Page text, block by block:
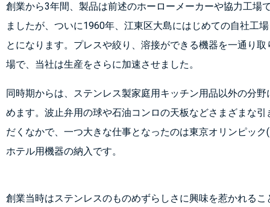
創業から3年間、製品は前述のホーローメーカーや協力工場
ましたが、ついに1960年、江東区大島にはじめての自社工
とになります。プレスや絞り、溶接ができる機器を一通り取
場で、当社は生産をさらに加速させました。
同時期からは、ステンレス製家庭用キッチン用品以外の分野
めます。波止弁用の球や石油コンロの天板などさまざまな引
だくなかで、一つ大きな仕事となったのは東京オリンピック
ホテル用機器の納入です。
創業当時はステンレスのものめずらしさに興味を惹かれる